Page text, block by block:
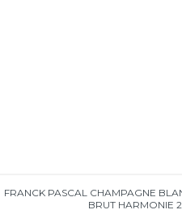
FRANCK PASCAL CHAMPAGNE
BRUT HARMONIE